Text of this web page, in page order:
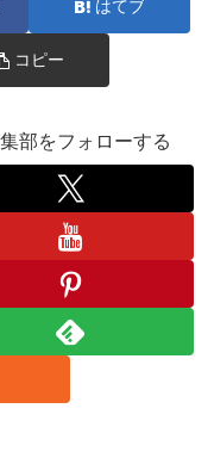
はてブ
コピー
部をフォローする